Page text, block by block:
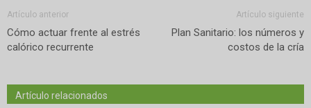
Artículo anterior
Cómo actuar frente al estrés
calórico recurrente
Artículo siguiente
Plan Sanitario: los números y
costos de la cría
Artículo relacionados